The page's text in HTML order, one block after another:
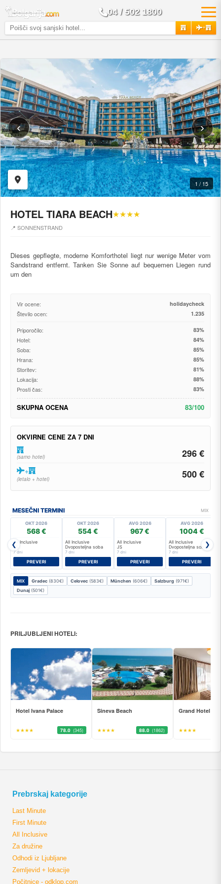
04 / 502 1800
+
‹ ›
1 / 15
HOTEL TIARA BEACH★★★★
📍 SONNENSTRAND
Dieses gepflegte, moderne Komforthotel liegt nur wenige Meter vom
Sandstrand entfernt. Tanken Sie Sonne auf bequemen Liegen rund
um den
Vir ocene: holidaycheck
Število ocen: 1.235
Priporočilo: 83%
Hotel: 84%
Soba: 85%
Hrana: 85%
Storitev: 81%
Lokacija: 88%
Prosti čas: 83%
SKUPNA OCENA 83/100
OKVIRNE CENE ZA 7 DNI
(samo hotel) 296 €
+
(letalo + hotel) 500 €
MESEČNI TERMINI MIX
❮
OKT 2026
568 €
All Inclusive
JS
7 dni
PREVERI
OKT 2026
554 €
All Inclusive
Dvoposteljna soba
7 dni
PREVERI
AVG 2026
967 €
All Inclusive
JS
7 dni
PREVERI
AVG 2026
1004 €
All Inclusive
Dvoposteljna soba
7 dni
PREVERI
❯
MIX Gradec (830€) Celovec (583€) München (606€) Salzburg (971€)
Dunaj (501€)
PRILJUBLJENI HOTELI:
Hotel Ivana Palace
★★★★ 78.0 (345)
Sineva Beach
★★★★ 88.0 (1862)
Grand Hotel
★★★★
Prebrskaj kategorije
Last Minute
First Minute
All Inclusive
Za družine
Odhodi iz Ljubljane
Zemljevid + lokacije
Počitnice - odklop.com